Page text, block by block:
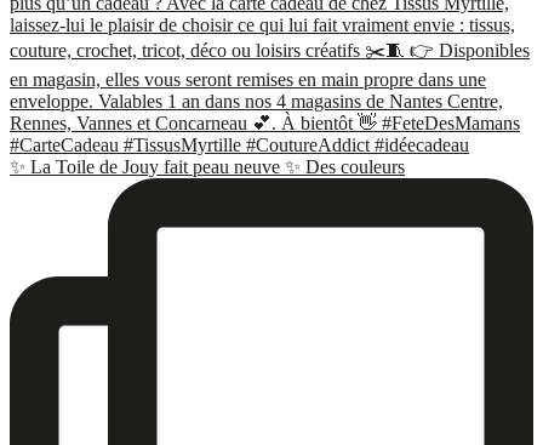
✨ La Toile de Jouy fait peau neuve ✨ Des couleurs